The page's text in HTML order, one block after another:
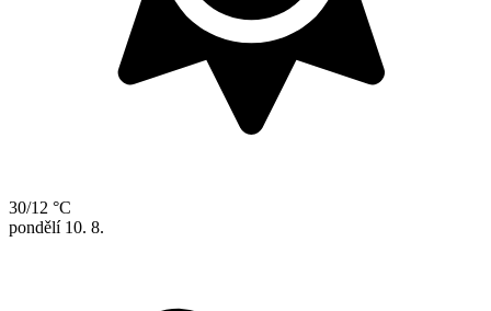
30/12 °C
pondělí 10. 8.